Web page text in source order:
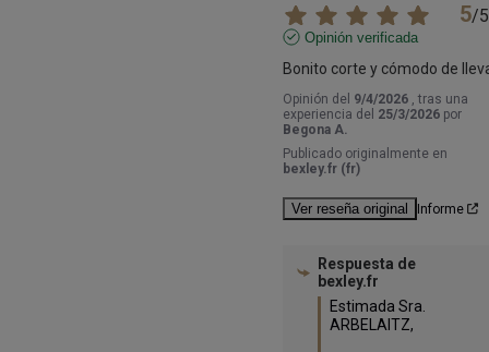
5/5
Opinión verificada
Bonito corte y cómodo de
Opinión del 9/4/2026 , tras una
experiencia del 25/3/2026 por
Begona A.
Publicado originalmente en
bexley.fr (fr)
Ver reseña original Informe
Respuesta de
bexley.fr
Estimada Sra.
ARBELAITZ,